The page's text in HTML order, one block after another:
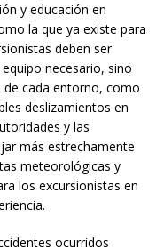
y educación en
la que ya existe para
deben ser
necesario, sino
cada entorno, como
deslizamientos en
y las
más estrechamente
meteorológicas y
los excursionistas en
ocurridos